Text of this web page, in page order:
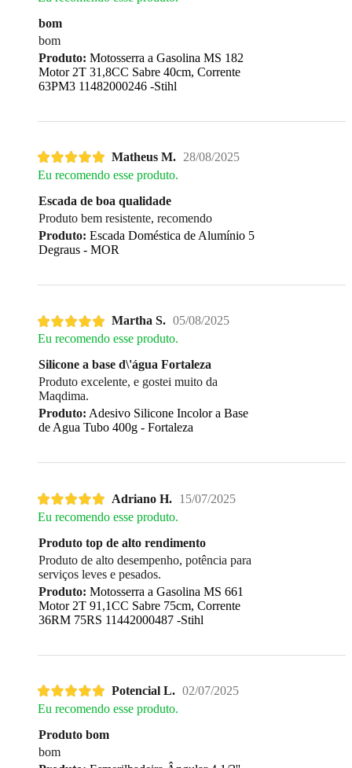
bom
bom
Produto: Motosserra a Gasolina MS 182
Motor 2T 31,8CC Sabre 40cm, Corrente
63PM3 11482000246 -Stihl
Matheus M. 28/08/2025
Eu recomendo esse produto.
Escada de boa qualidade
Produto bem resistente, recomendo
Produto: Escada Doméstica de Alumínio 5
Degraus - MOR
Martha S. 05/08/2025
Eu recomendo esse produto.
Silicone a base d\'água Fortaleza
Produto excelente, e gostei muito da
Maqdima.
Produto: Adesivo Silicone Incolor a Base
de Agua Tubo 400g - Fortaleza
Adriano H. 15/07/2025
Eu recomendo esse produto.
Produto top de alto rendimento
Produto de alto desempenho, potência para
serviços leves e pesados.
Produto: Motosserra a Gasolina MS 661
Motor 2T 91,1CC Sabre 75cm, Corrente
36RM 75RS 11442000487 -Stihl
Potencial L. 02/07/2025
Eu recomendo esse produto.
Produto bom
bom